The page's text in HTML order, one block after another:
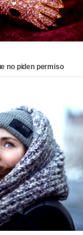
no piden permiso